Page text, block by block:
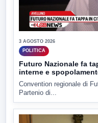
3 AGOSTO 2026
POLITICA
Futuro Nazionale fa
interne e
Convention regionale di
Partenio di...